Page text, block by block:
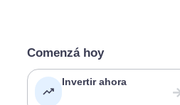
Comenzá hoy
Invertir ahora